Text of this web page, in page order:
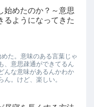
始めたのか？～意思
るようになってきた
た。意味のある言葉じゃ
、意思疎通ができてるん
んな意味があるんかわか
。けど、楽しい。